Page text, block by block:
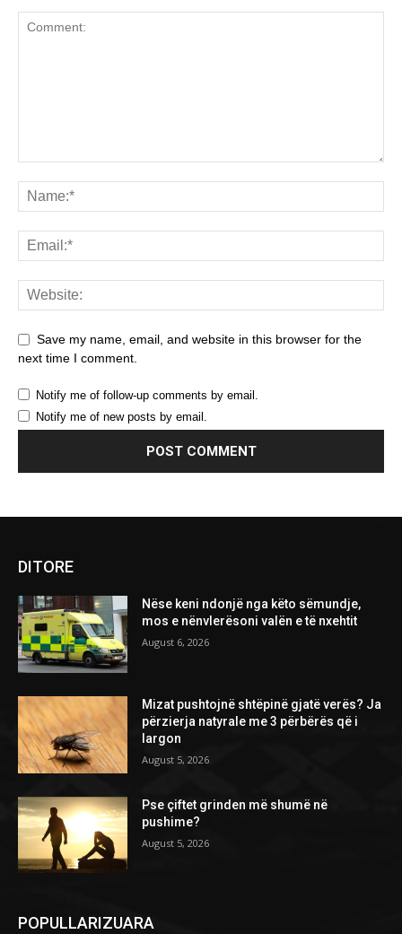
Save my name, email, and website in this browser for the
next time I comment.
Notify me of follow-up comments by email.
Notify me of new posts by email.
DITORE
Nëse keni ndonjë nga këto sëmundje,
mos e nënvlerësoni valën e të nxehtit
August 6, 2026
Mizat pushtojnë shtëpinë gjatë verës? Ja
përzierja natyrale me 3 përbërës që i
largon
August 5, 2026
Pse çiftet grinden më shumë në
pushime?
August 5, 2026
POPULLARIZUARA